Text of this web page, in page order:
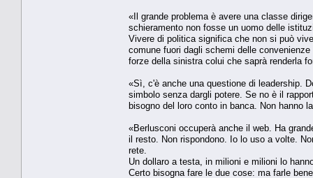
«Il grande problema è avere una classe
schieramento non fosse un uomo delle
Vivere di politica significa che non si può
comune fuori dagli schemi delle
forze della sinistra colui che saprà renderla
«Sì, c'è anche una questione di leadership.
simbolo senza dargli potere. Se no è il
bisogno del loro conto in banca. Non hanno
«Berlusconi occuperà anche il web. Ha
il resto. Non rispondono. Io lo uso a volte.
rete.
Un dollaro a testa, in milioni e milioni lo
Certo bisogna fare le due cose: ma farle